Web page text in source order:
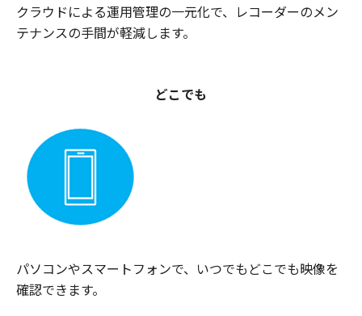
クラウドによる運用管理の一元化で、レコーダーのメン
テナンスの手間が軽減します。
どこでも
パソコンやスマートフォンで、いつでもどこでも映像を
確認できます。